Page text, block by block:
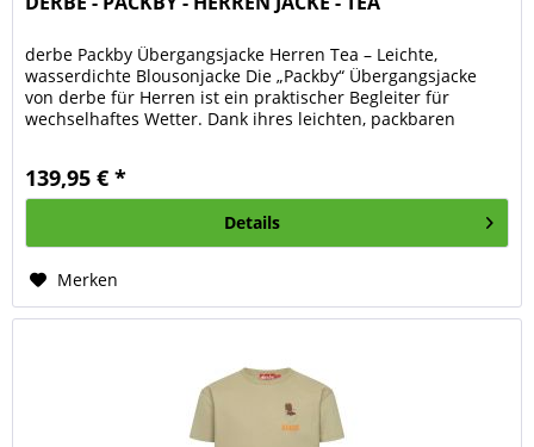
derbe Packby Übergangsjacke Herren Tea – Leichte,
wasserdichte Blousonjacke Die „Packby“ Übergangsjacke
von derbe für Herren ist ein praktischer Begleiter für
wechselhaftes Wetter. Dank ihres leichten, packbaren
139,95 € *
Details
Merken